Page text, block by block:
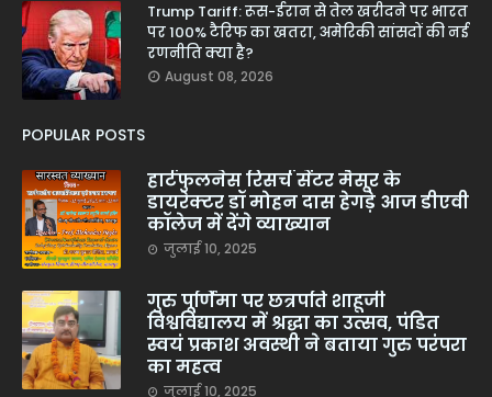
Trump Tariff: रूस-ईरान से तेल खरीदने पर भारत
पर 100% टैरिफ का खतरा, अमेरिकी सांसदों की नई
रणनीति क्या है?
August 08, 2026
POPULAR POSTS
हार्टफुलनेस रिसर्च सेंटर मैसूर के
डायरेक्टर डॉ मोहन दास हेगड़े आज डीएवी
कॉलेज में देंगे व्याख्यान
जुलाई 10, 2025
गुरु पूर्णिमा पर छत्रपति शाहूजी
विश्वविद्यालय में श्रद्धा का उत्सव, पंडित
स्वयं प्रकाश अवस्थी ने बताया गुरु परंपरा
का महत्व
जुलाई 10, 2025